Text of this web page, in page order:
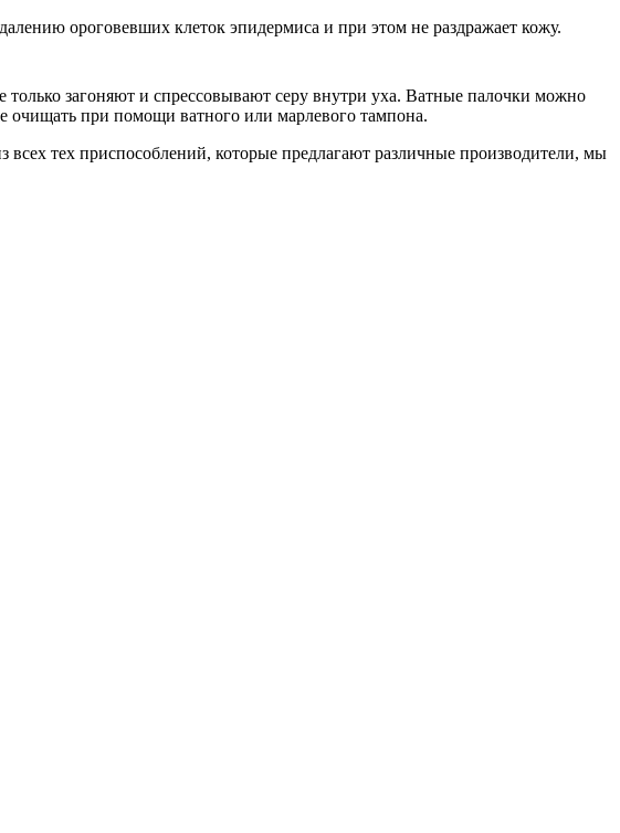
ороговевших клеток эпидермиса и при этом не раздражает кожу.
загоняют и спрессовывают серу внутри уха. Ватные палочки можно
очищать при помощи ватного или марлевого тампона.
всех тех приспособлений, которые предлагают различные производители, мы